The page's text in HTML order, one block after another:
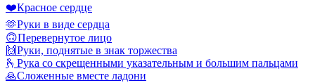
❤️Красное сердце
🫶Руки в виде сердца
🙃Перевернутое лицо
🙌Руки, поднятые в знак торжества
🫰 Рука со скрещенными указательным и большим пальцами
🙏Сложенные вместе ладони